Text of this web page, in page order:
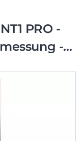
PRO -
-